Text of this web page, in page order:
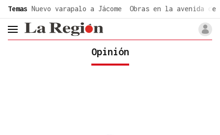
Temas Nuevo varapalo a Jácome Obras en la avenida de
header.menu.open
Opinión